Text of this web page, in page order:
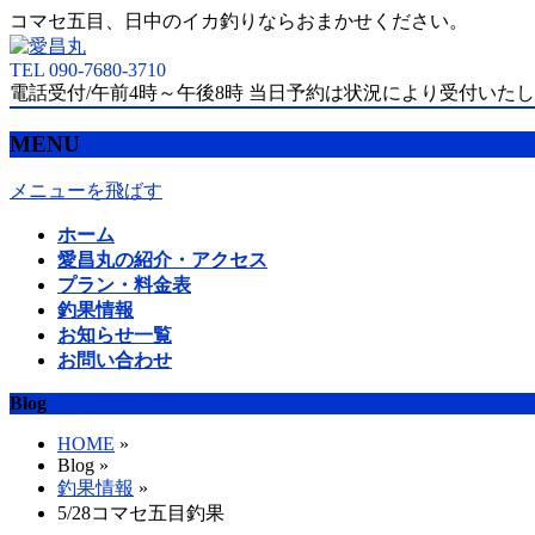
コマセ五目、日中のイカ釣りならおまかせください。
TEL 090-7680-3710
電話受付/午前4時～午後8時 当日予約は状況により受付いた
MENU
メニューを飛ばす
ホーム
愛昌丸の紹介・アクセス
プラン・料金表
釣果情報
お知らせ一覧
お問い合わせ
Blog
HOME »
Blog »
釣果情報 »
5/28コマセ五目釣果